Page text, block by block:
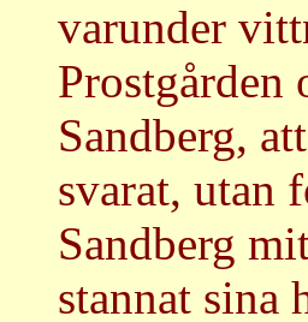
varunder
Prostgården
Sandberg,
svarat, utan
Sandberg
stannat sina